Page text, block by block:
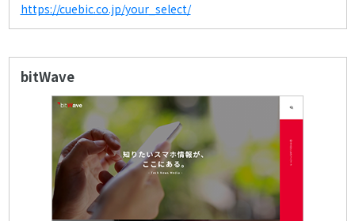
https://cuebic.co.jp/your_select/
bitWave